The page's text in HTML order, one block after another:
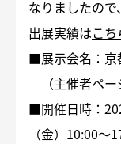
なりましたので
出展実績はこち
■展示会名：京
（主催者ペー
■開催日時：
（金）10:00～